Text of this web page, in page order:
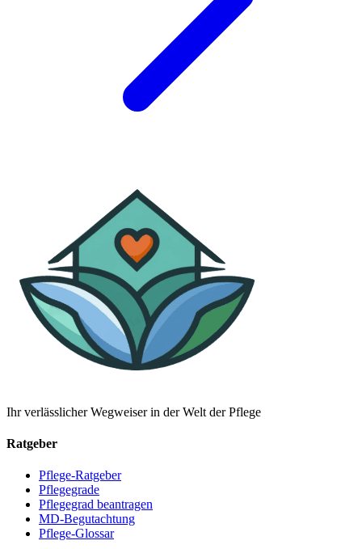
Ihr verlässlicher Wegweiser in der Welt der Pflege
Ratgeber
Pflege-Ratgeber
Pflegegrade
Pflegegrad beantragen
MD-Begutachtung
Pflege-Glossar